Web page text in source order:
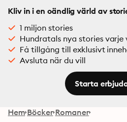
Kliv in i en oändlig värld av
1 miljon stories
Hundratals nya stories varje
Få tillgång till exklusivt
Avsluta när du vill
Starta
Hem Böcker Romaner